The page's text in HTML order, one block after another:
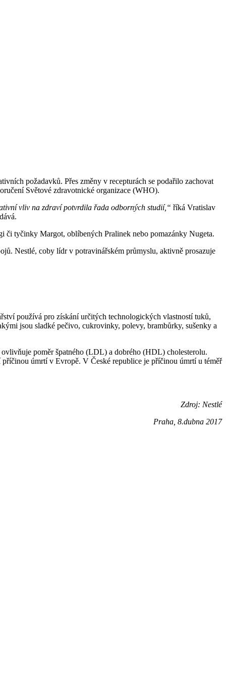
požadavků. Přes změny v recepturách se podařilo zachovat
Světové zdravotnické organizace (WHO).
vliv na zdraví potvrdila řada odborných studií,“ říká Vratislav
či tyčinky Margot, oblíbených Pralinek nebo pomazánky Nugeta.
Nestlé, coby lídr v potravinářském průmyslu, aktivně prosazuje
používá pro získání určitých technologických vlastností tuků,
jsou sladké pečivo, cukrovinky, polevy, brambůrky, sušenky a
poměr špatného (LDL) a dobrého (HDL) cholesterolu.
úmrtí v Evropě. V České republice je příčinou úmrtí u téměř
Zdroj: Nestlé
Praha, 8.dubna 2017